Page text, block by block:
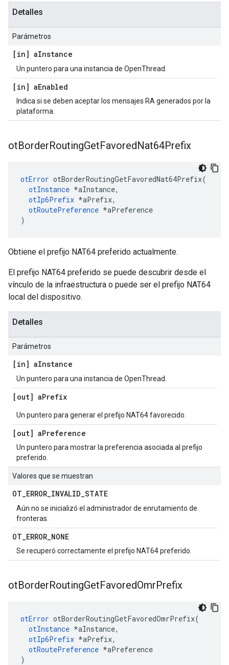
Detalles
Parámetros
[in] aInstance
Un puntero para una instancia de OpenThread.
[in] aEnabled
Indica si se deben aceptar los mensajes RA generados por la
plataforma.
otBorderRoutingGetFavoredNat64Prefix
otError otBorderRoutingGetFavoredNat64Prefix(
otInstance *aInstance,
otIp6Prefix *aPrefix,
otRoutePreference *aPreference
)
Obtiene el prefijo NAT64 preferido actualmente.
El prefijo NAT64 preferido se puede descubrir desde el
vínculo de la infraestructura o puede ser el prefijo NAT64
local del dispositivo.
Detalles
Parámetros
[in] aInstance
Un puntero para una instancia de OpenThread.
[out] aPrefix
Un puntero para generar el prefijo NAT64 favorecido.
[out] aPreference
Un puntero para mostrar la preferencia asociada al prefijo
preferido.
Valores que se muestran
OT_ERROR_INVALID_STATE
Aún no se inicializó el administrador de enrutamiento de
fronteras.
OT_ERROR_NONE
Se recuperó correctamente el prefijo NAT64 preferido.
otBorderRoutingGetFavoredOmrPrefix
otError otBorderRoutingGetFavoredOmrPrefix(
otInstance *aInstance,
otIp6Prefix *aPrefix,
otRoutePreference *aPreference
)